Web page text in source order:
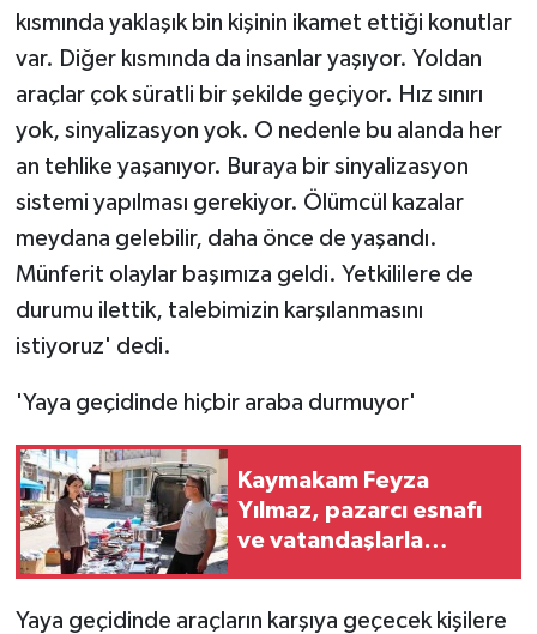
kısmında yaklaşık bin kişinin ikamet ettiği konutlar
var. Diğer kısmında da insanlar yaşıyor. Yoldan
araçlar çok süratli bir şekilde geçiyor. Hız sınırı
yok, sinyalizasyon yok. O nedenle bu alanda her
an tehlike yaşanıyor. Buraya bir sinyalizasyon
sistemi yapılması gerekiyor. Ölümcül kazalar
meydana gelebilir, daha önce de yaşandı.
Münferit olaylar başımıza geldi. Yetkililere de
durumu ilettik, talebimizin karşılanmasını
istiyoruz' dedi.
'Yaya geçidinde hiçbir araba durmuyor'
Kaymakam Feyza
Yılmaz, pazarcı esnafı
ve vatandaşlarla
Yaya geçidinde araçların karşıya geçecek kişilere
Otomobil
POLİTİKA
SİYASET
SPOR HABERLERİ
TEKNOLOJİ
Turizm
ÜLKE GÜNDEMİ
YAŞAM
YEREL